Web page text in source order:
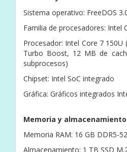
Sistema operativo: FreeDOS
Familia de procesadores: Intel
Procesador: Intel Core 7 150U
Turbo Boost, 12 MB de
subprocesos)
Chipset: Intel SoC integrado
Gráfica: Gráficos integrados
Memoria y almacenamiento
Memoria RAM: 16 GB DDR5-
Almacenamiento: 1 TB SSD